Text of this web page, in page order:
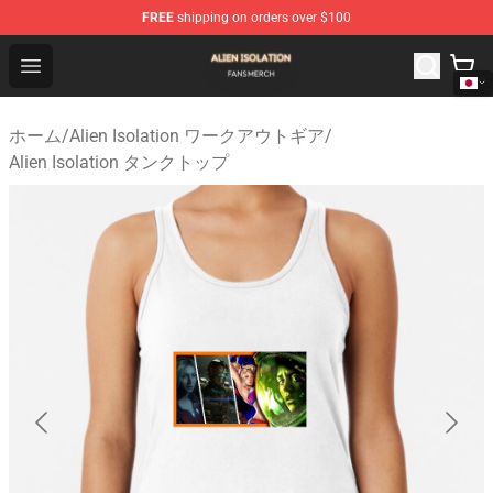
FREE shipping on orders over $100
Open menu
Alien Isolation Shop - Official Alien Isolation
ホーム/Alien Isolation ワークアウトギア/
Alien Isolation タンクトップ